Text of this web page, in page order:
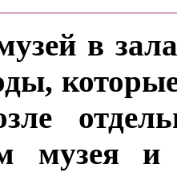
в
музея и